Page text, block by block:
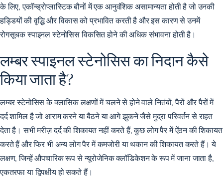
के लिए, एकॉन्ड्रोप्लास्टिक बौनों में एक आनुवंशिक असामान्यता होती है जो उनकी
हड्डियों की वृद्धि और विकास को प्रभावित करती है और इस कारण से उनमें
रोगसूचक स्पाइनल स्टेनोसिस विकसित होने की अधिक संभावना होती है।
लम्बर स्पाइनल स्टेनोसिस का निदान कैसे
किया जाता है?
लम्बर स्टेनोसिस के क्लासिक लक्षणों में चलने से होने वाले नितंबों, पैरों और पैरों में
दर्द शामिल है जो आराम करने या बैठने या आगे झुकने जैसे मुद्रा परिवर्तन से राहत
देता है। सभी मरीज़ दर्द की शिकायत नहीं करते हैं, कुछ लोग पैर में ऐंठन की शिकायत
करते हैं और फिर भी अन्य लोग पैर में कमजोरी या थकान की शिकायत करते हैं। ये
लक्षण, जिन्हें औपचारिक रूप से न्यूरोजेनिक क्लॉडिकेशन के रूप में जाना जाता है,
एकतरफा या द्विपक्षीय हो सकते हैं।